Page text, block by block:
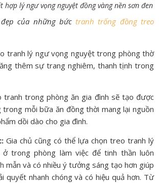
hợp lý ngư vọng nguyệt đồng vàng nền sơn đen
đẹp của những bứctranh trống đồng treo
tranh lý ngư vọng nguyệt trong phòng thờ
thêm sự trang nghiêm, thanh tịnh trong
tranh trong phòng ăn gia đình sẽ tạo được
trong mỗi bữa ăn đồng thời mang lại nguồn
dồi dào cho gia đình.
Gia chủ cũng có thể lựa chọn treo tranh lý
trong phòng làm việc để tinh thần luôn
mẫn và có nhiều ý tưởng sáng tạo hơn giúp
quyết nhanh chóng và có hiệu quả hơn. Từ